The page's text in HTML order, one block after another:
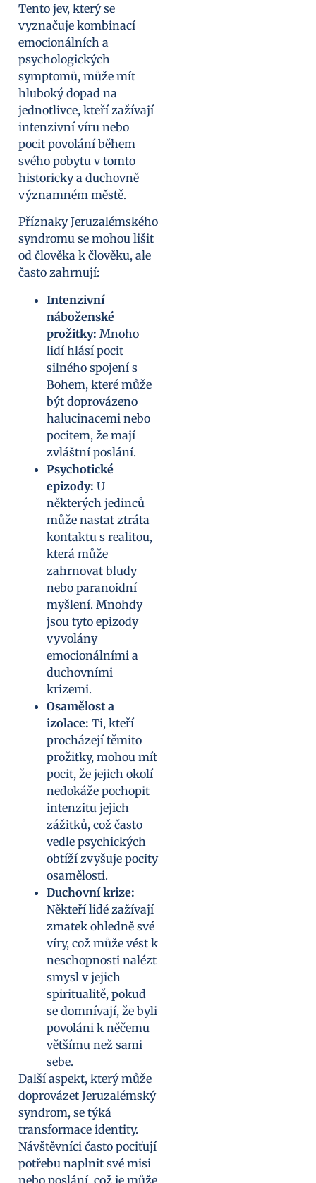
Tento jev, který se
vyznačuje kombinací
emocionálních a
psychologických
symptomů, může mít
hluboký dopad na
jednotlivce, kteří zažívají
intenzivní víru nebo
pocit povolání během
svého pobytu v tomto
historicky a duchovně
významném městě.
Příznaky Jeruzalémského
syndromu se mohou lišit
od člověka k člověku, ale
často zahrnují:
Intenzivní
náboženské
prožitky: Mnoho
lidí hlásí pocit
silného spojení s
Bohem, které může
být doprovázeno
halucinacemi nebo
pocitem, že mají
zvláštní poslání.
Psychotické
epizody: U
některých jedinců
může nastat ztráta
kontaktu s realitou,
která může
zahrnovat bludy
nebo paranoidní
myšlení. Mnohdy
jsou tyto epizody
vyvolány
emocionálními a
duchovními
krizemi.
Osamělost a
izolace: Ti, kteří
procházejí těmito
prožitky, mohou mít
pocit, že jejich okolí
nedokáže pochopit
intenzitu jejich
zážitků, což často
vedle psychických
obtíží zvyšuje pocity
osamělosti.
Duchovní krize:
Někteří lidé zažívají
zmatek ohledně své
víry, což může vést k
neschopnosti nalézt
smysl v jejich
spiritualitě, pokud
se domnívají, že byli
povoláni k něčemu
většímu než sami
sebe.
Další aspekt, který může
doprovázet Jeruzalémský
syndrom, se týká
transformace identity.
Návštěvníci často pociťují
potřebu naplnit své misi
nebo poslání, což je může